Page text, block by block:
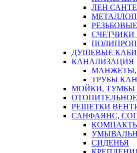
ЛЕН
ДУШЕВЫЕ
КАНАЛИЗАЦИЯ
МАНЖЕТЫ,
ТРУБЫ
МОЙКИ, ТУМБЫ
РЕШЕТКИ
САНФАЯНС,
СИДЕНЬЯ